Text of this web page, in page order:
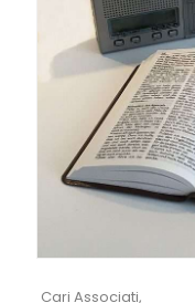
Cari Associati,